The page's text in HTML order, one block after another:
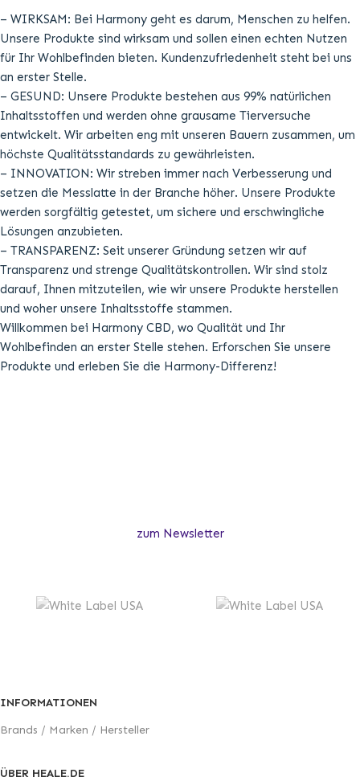
– WIRKSAM: Bei Harmony geht es darum, Menschen zu helfen.
Unsere Produkte sind wirksam und sollen einen echten Nutzen
für Ihr Wohlbefinden bieten. Kundenzufriedenheit steht bei uns
an erster Stelle.
– GESUND: Unsere Produkte bestehen aus 99% natürlichen
Inhaltsstoffen und werden ohne grausame Tierversuche
entwickelt. Wir arbeiten eng mit unseren Bauern zusammen, um
höchste Qualitätsstandards zu gewährleisten.
– INNOVATION: Wir streben immer nach Verbesserung und
setzen die Messlatte in der Branche höher. Unsere Produkte
werden sorgfältig getestet, um sichere und erschwingliche
Lösungen anzubieten.
– TRANSPARENZ: Seit unserer Gründung setzen wir auf
Transparenz und strenge Qualitätskontrollen. Wir sind stolz
darauf, Ihnen mitzuteilen, wie wir unsere Produkte herstellen
und woher unsere Inhaltsstoffe stammen.
Willkommen bei Harmony CBD, wo Qualität und Ihr
Wohlbefinden an erster Stelle stehen. Erforschen Sie unsere
Produkte und erleben Sie die Harmony-Differenz!
zum Newsletter
INFORMATIONEN
Brands / Marken / Hersteller
ÜBER HEALE.DE